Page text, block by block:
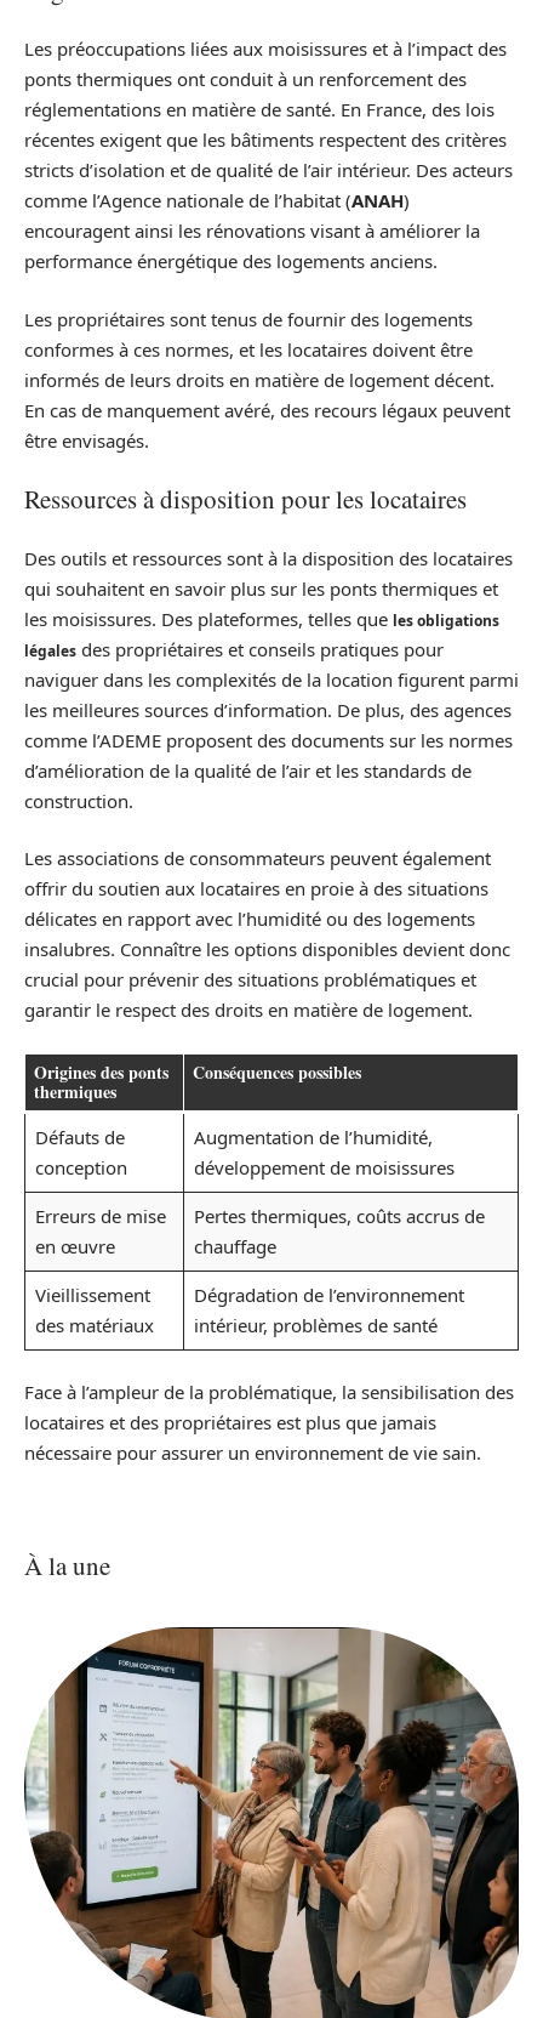
Les préoccupations liées aux moisissures et à l’impact des
ponts thermiques ont conduit à un renforcement des
réglementations en matière de santé. En France, des lois
récentes exigent que les bâtiments respectent des critères
stricts d’isolation et de qualité de l’air intérieur. Des acteurs
comme l’Agence nationale de l’habitat (ANAH)
encouragent ainsi les rénovations visant à améliorer la
performance énergétique des logements anciens.
Les propriétaires sont tenus de fournir des logements
conformes à ces normes, et les locataires doivent être
informés de leurs droits en matière de logement décent.
En cas de manquement avéré, des recours légaux peuvent
être envisagés.
Ressources à disposition pour les locataires
Des outils et ressources sont à la disposition des locataires
qui souhaitent en savoir plus sur les ponts thermiques et
les moisissures. Des plateformes, telles que les obligations
légales des propriétaires et conseils pratiques pour
naviguer dans les complexités de la location figurent parmi
les meilleures sources d’information. De plus, des agences
comme l’ADEME proposent des documents sur les normes
d’amélioration de la qualité de l’air et les standards de
construction.
Les associations de consommateurs peuvent également
offrir du soutien aux locataires en proie à des situations
délicates en rapport avec l’humidité ou des logements
insalubres. Connaître les options disponibles devient donc
crucial pour prévenir des situations problématiques et
garantir le respect des droits en matière de logement.
Origines des ponts
thermiques
Conséquences possibles
Défauts de
conception
Augmentation de l’humidité,
développement de moisissures
Erreurs de mise
en œuvre
Pertes thermiques, coûts accrus de
chauffage
Vieillissement
des matériaux
Dégradation de l’environnement
intérieur, problèmes de santé
Face à l’ampleur de la problématique, la sensibilisation des
locataires et des propriétaires est plus que jamais
nécessaire pour assurer un environnement de vie sain.
À la une